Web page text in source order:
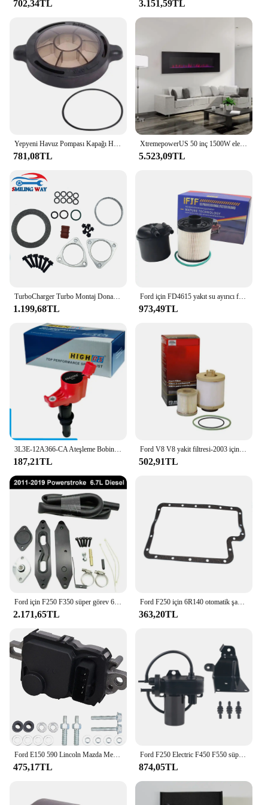
vendors and suppliers ensures accessibility for
those looking to stock up on quality dirt bikes for
sale. Embrace the thrill of the outdoors with the
XtremepowerUS 99cc Dirt Bike, a reliable
companion for all your off-road adventures.
702,34TL 3.151,59TL
Yepyeni Havuz Pompası Kapağı Havuz Pompası Kapağı Yer Üstü Yüksek Kaliteli Malzeme Splapool Pureline Değiştirme İçin Kullanımı Pratik
781,08TL
XtremepowerUS 50 inç 1500W elektrikli eklemek şömine gömme w/uzaktan kumanda duvara monte gömme renkli alev alanı
5.523,09TL
TurboCharger Turbo Montaj Donanımı Conta Conta Kiti Ford 6.4L Powerstroke F-250 F-350 F-450 F-550 Süper Görev 2008 2009 2010
1.199,68TL
Ford için FD4615 yakıt su ayırıcı filtre 2011-2016 F-250 F-350 F-450 F-550 süper görev 6.7L V8 dizel Powerstroke BC3Z9N184B
973,49TL
187,21TL
Ford V8 V8 yakit filtresi-2003 için FD4616 2007 F250 F250 F450 F550 süper görev alt kaldırıcı pompa filtresi ve üst yakıt kase filtresi
502,91TL
2.171,65TL
Ford F250 için 6R140 otomatik şanzıman filtresi bc3bca098b veya karter kapağı contası f6tz7ford 1a F-350 F-450 F-550 süper görev 2011-2017
363,20TL
475,17TL
Ford F250 Electric F450 F550 süper görev için elektrikli vakum pompası F650 excurgezi E-350 E-450 Dodge Ram 2500 3500 6C3Z2A451A
874,05TL